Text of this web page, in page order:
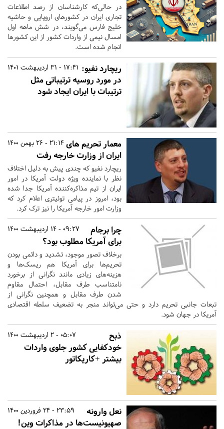
در حالی‌‎که کارشناسان از رصد اطلاعات
تجاری ایران در کشورهای اروپایی و حاشیه
خلیج فارس می‌گویند، در شش ماهه اول
امسال نیمی از واردات کشور از این کشورها
انجام شده است.
17:41 - 31 اردیبهشت 1401 ریچارد نفیو:
در مورد روسیه ترتیباتی مثل
ترتیبات با ایران ایجاد شود
21:14 - 26 بهمن 1400 معمار تحریم های
ایران از وزارت خارجه رفت
ریچارد نفیو که چندی پیش به دلیل اختلاف
نظر با نماینده ویژه دولت آمریکا در امور
ایران از تیم مذاکره‌کننده آمریکا جدا شده
بود، امروز در پیامی توئیتری اعلام کرد که
وزارت امور خارجه آمریکا را نیز ترک کرد.
09:27 - 14 اردیبهشت 1400
چرا برجام
برای آمریکا مطلوب بود؟
برخلاف تصور موجود، تشدید و دائمی بودن
تحریم‌ها برای آمریکا هم ریسک‌ها و
هزینه‌های زیادی مانند نگرانی از برخورد
نامتناسب طرف مقابل، احتمال مقاوم
شدن طرف مقابل و همچنین نگرانی از
تبعات جانبی تحریم دارد و حتی می‌تواند منجر به تضعیف سلطه اقتصادی
آمریکا در جهان شود.
05:07 - 2 اردیبهشت 1400
ذبح
خودکفایی کشور جلوی واردات
بیشتر +کاریکاتور
23:59 - 24 فروردین 1400
نعل وارونه
صهیونیست‌ها در مذاکرات وین!